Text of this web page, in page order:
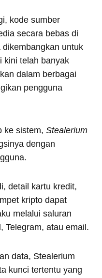
kode sumber
secara bebas di
untuk
kini telah banyak
dalam berbagai
pengguna
ke sistem, Stealerium
dengan
detail kartu kredit,
kripto dapat
melalui saluran
Telegram, atau email.
data, Stealerium
kunci tertentu yang